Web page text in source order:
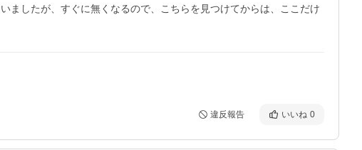
ましたが、すぐに無くなるので、こちらを見つけてからは、ここだけ
違反報告 いいね 0